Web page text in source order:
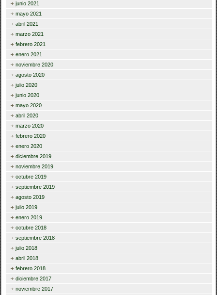
junio 2021
mayo 2021
abril 2021
marzo 2021
febrero 2021
enero 2021
noviembre 2020
agosto 2020
julio 2020
junio 2020
mayo 2020
abril 2020
marzo 2020
febrero 2020
enero 2020
diciembre 2019
noviembre 2019
octubre 2019
septiembre 2019
agosto 2019
julio 2019
enero 2019
octubre 2018
septiembre 2018
julio 2018
abril 2018
febrero 2018
diciembre 2017
noviembre 2017